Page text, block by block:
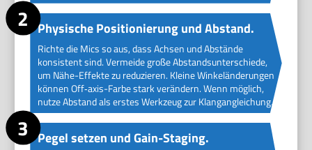
Physische Positionierung und Abstand.
Richte die Mics so aus, dass Achsen und Abstände
konsistent sind. Vermeide große Abstandsunterschiede,
um Nähe-Effekte zu reduzieren. Kleine Winkeländerungen
können Off‑axis-Farbe stark verändern. Wenn möglich,
nutze Abstand als erstes Werkzeug zur Klangangleichung.
Pegel setzen und Gain-Staging.